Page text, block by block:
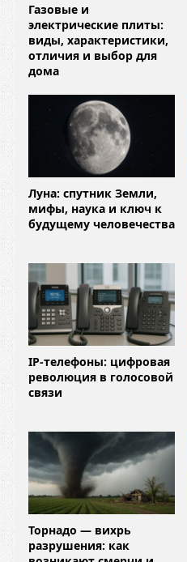
Газовые и
электрические плиты:
виды, характеристики,
отличия и выбор для
дома
Луна: спутник Земли,
мифы, наука и ключ к
будущему человечества
IP-телефоны: цифровая
революция в голосовой
связи
Торнадо — вихрь
разрушения: как